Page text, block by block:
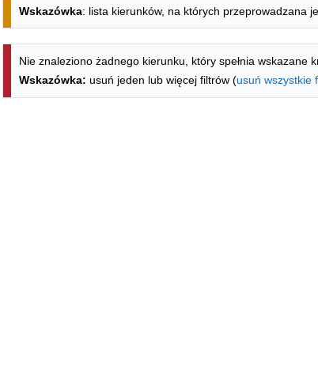
Wskazówka: lista kierunków, na których przeprowadzana
Nie znaleziono żadnego kierunku, który spełnia wskazane
Wskazówka: usuń jeden lub więcej filtrów (usuń wszystkie